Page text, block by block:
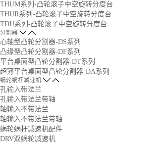
THUM系列-凸轮滚子中空旋转分度台
THUR系列-凸轮滚子中空旋转分度台
TDU系列-凸轮滚子中空旋转分度台
分割器
心轴型凸轮分割器-DS系列
凸缘型凸轮分割器-DF系列
平台桌面型凸轮分割器-DT系列
超薄平台桌面型凸轮分割器-DA系列
蜗轮蜗杆减速机
孔输入带法兰
孔输入带法兰带轴
轴输入不带法兰
轴输入不带法兰带轴
蜗轮蜗杆减速机配件
DRV双蜗轮减速机